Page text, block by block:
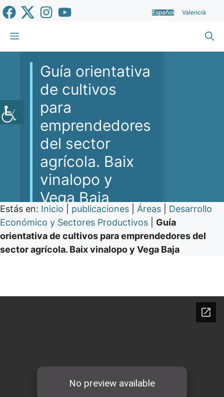
Saltar
al
contenido
Español Valencià
Menú
Guía orientativa
de cultivos
para
emprendedores
del sector
agrícola. Baix
vinalopo y
Vega Baja
Estás en: Inicio publicaciones Áreas
Desarrollo
Económico y Sectores Productivos
Guía
orientativa de cultivos para emprendedores del
sector agrícola. Baix vinalopo y Vega Baja